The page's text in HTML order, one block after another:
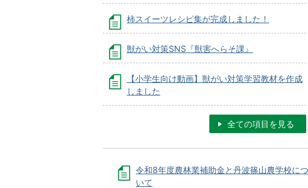
柿スイーツレシピ集が完成しました！
獣がい対策SNS『獣害へらそ課』
【小学生向け動画】獣がい対策学習教材を作成
しました
全ての項目を見る
令和8年度農林業補助金と丹波篠山農学校につ
いて